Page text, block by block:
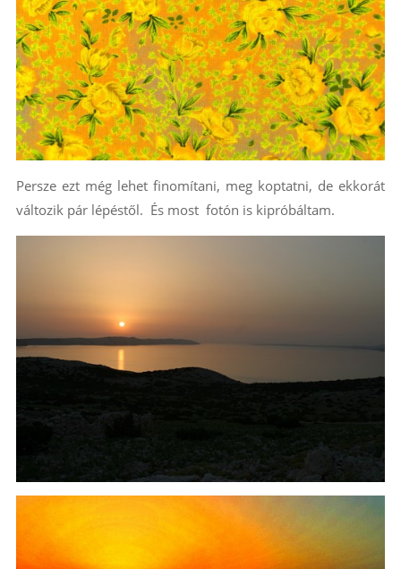
Persze ezt még lehet finomítani, meg koptatni, de ekkorát
változik pár lépéstől. És most fotón is kipróbáltam.